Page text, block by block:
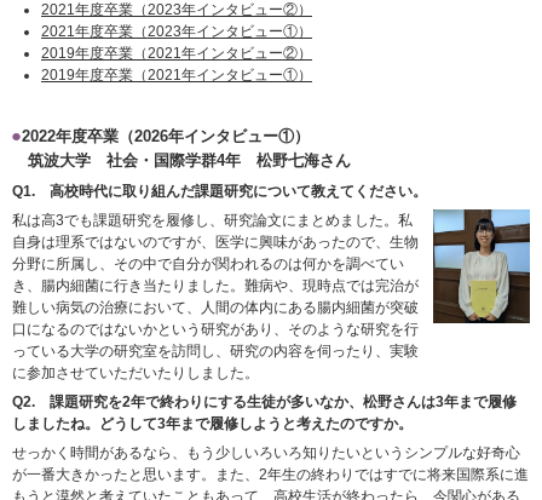
2021年度卒業（2023年インタビュー②）
2021年度卒業（2023年インタビュー①）
2019年度卒業（2021年インタビュー②）
2019年度卒業（2021年インタビュー①）
2022年度卒業（2026年インタビュー①）
筑波大学 社会・国際学群4年 松野七海さん
Q1. 高校時代に取り組んだ課題研究について教えてください。
私は高3でも課題研究を履修し、研究論文にまとめました。私
自身は理系ではないのですが、医学に興味があったので、生物
分野に所属し、その中で自分が関われるのは何かを調べてい
き、腸内細菌に行き当たりました。難病や、現時点では完治が
難しい病気の治療において、人間の体内にある腸内細菌が突破
口になるのではないかという研究があり、そのような研究を行
っている大学の研究室を訪問し、研究の内容を伺ったり、実験
に参加させていただいたりしました。
Q2. 課題研究を2年で終わりにする生徒が多いなか、松野さんは3年まで履修
しましたね。どうして3年まで履修しようと考えたのですか。
せっかく時間があるなら、もう少しいろいろ知りたいというシンプルな好奇心
が一番大きかったと思います。また、2年生の終わりではすでに将来国際系に進
もうと漠然と考えていたこともあって、高校生活が終わったら、今関心がある